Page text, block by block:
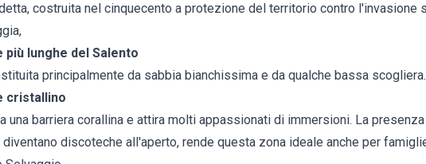
costruita nel cinquecento a protezione del territorio contro l'invasione
più lunghe del Salento
principalmente da sabbia bianchissima e da qualche bassa scogliera.
cristallino
una barriera corallina e attira molti appassionati di immersioni. La
discoteche all'aperto, rende questa zona ideale anche per